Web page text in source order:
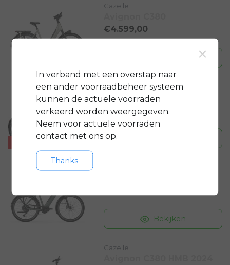
Gazelle
€4.599,00
Flyer Swiss E-Bikes
G2 Gotour 7.43
€4.399,00 €5.399,00
Bekijken
Gazelle
×
In verband met een overstap naar
een ander voorraadbeheer systeem
kunnen de actuele voorraden
verkeerd worden weergegeven.
Neem voor actuele voorraden
contact met ons op.
Thanks